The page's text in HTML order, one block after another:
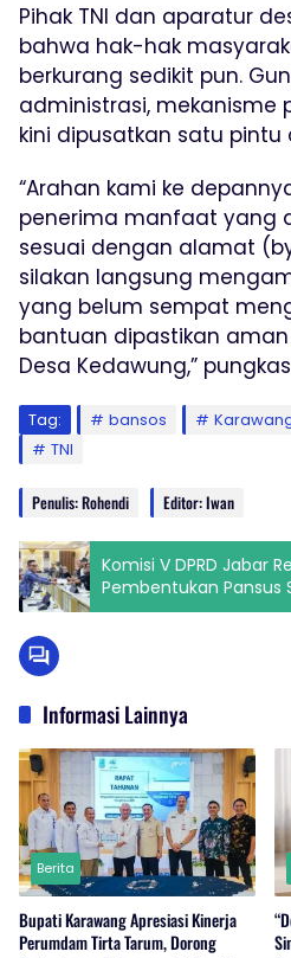
Pihak TNI dan aparatur
bahwa hak-hak
berkurang sedikit pun.
administrasi, mekanisme
kini dipusatkan satu pintu
“Arahan kami ke
penerima manfaat yang
sesuai dengan alamat
silakan langsung
yang belum sempat
bantuan dipastikan
Desa Kedawung,”
Tag: bansos
TNI
Penulis: Rohendi Editor: Iwan
Komisi V DPRD Jabar
Pembentukan Pansus
Informasi Lainnya
Berita
Bupati Karawang Apresiasi Kinerja
Perumdam Tirta Tarum, Dorong